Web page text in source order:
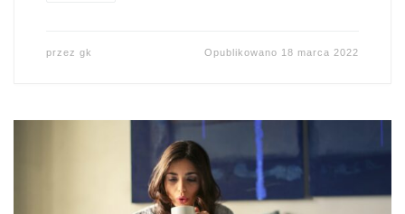
przez gk Opublikowano 18 marca 2022